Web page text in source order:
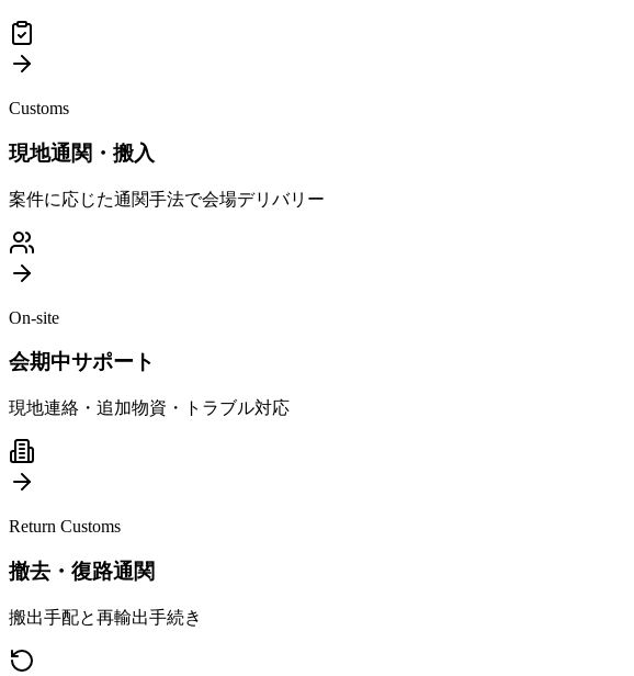
Customs
現地通関・搬入
案件に応じた通関手法で会場デリバリー
On-site
会期中サポート
現地連絡・追加物資・トラブル対応
Return Customs
撤去・復路通関
搬出手配と再輸出手続き